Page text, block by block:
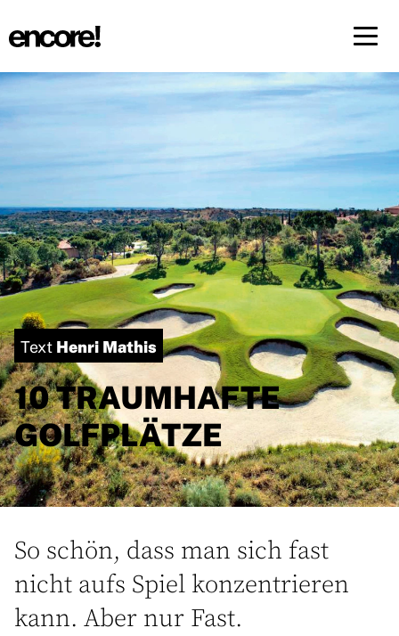
FR
Text Henri Mathis
10 TRAUMHAFTE
GOLFPLÄTZE
So schön, dass man sich fast
nicht aufs Spiel konzentrieren
kann. Aber nur Fast.